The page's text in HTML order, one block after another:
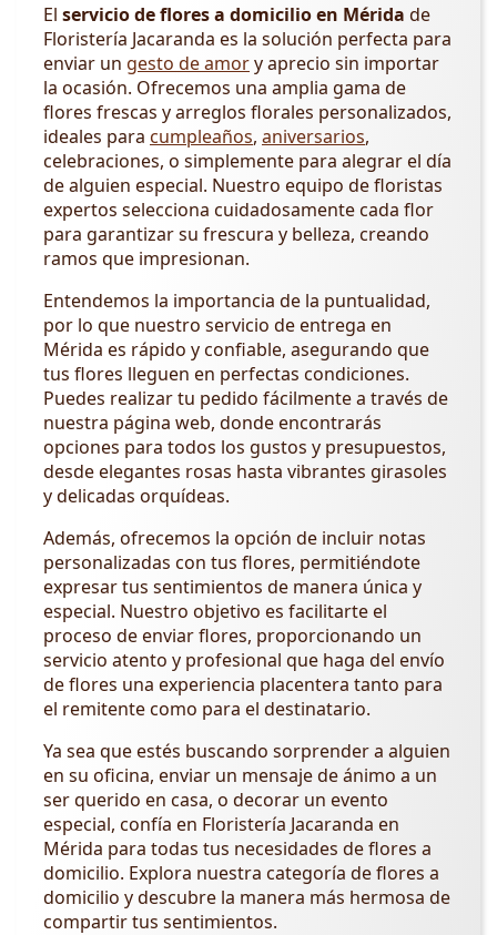
El servicio de flores a domicilio en Mérida de
Floristería Jacaranda es la solución perfecta para
enviar un gesto de amory aprecio sin importar
la ocasión. Ofrecemos una amplia gama de
flores frescas y arreglos florales personalizados,
ideales para cumpleaños, aniversarios,
celebraciones, o simplemente para alegrar el día
de alguien especial. Nuestro equipo de floristas
expertos selecciona cuidadosamente cada flor
para garantizar su frescura y belleza, creando
ramos que impresionan.
Entendemos la importancia de la puntualidad,
por lo que nuestro servicio de entrega en
Mérida es rápido y confiable, asegurando que
tus flores lleguen en perfectas condiciones.
Puedes realizar tu pedido fácilmente a través de
nuestra página web, donde encontrarás
opciones para todos los gustos y presupuestos,
desde elegantes rosas hasta vibrantes girasoles
y delicadas orquídeas.
Además, ofrecemos la opción de incluir notas
personalizadas con tus flores, permitiéndote
expresar tus sentimientos de manera única y
especial. Nuestro objetivo es facilitarte el
proceso de enviar flores, proporcionando un
servicio atento y profesional que haga del envío
de flores una experiencia placentera tanto para
el remitente como para el destinatario.
Ya sea que estés buscando sorprender a alguien
en su oficina, enviar un mensaje de ánimo a un
ser querido en casa, o decorar un evento
especial, confía en Floristería Jacaranda en
Mérida para todas tus necesidades de flores a
domicilio. Explora nuestra categoría de flores a
domicilio y descubre la manera más hermosa de
compartir tus sentimientos.